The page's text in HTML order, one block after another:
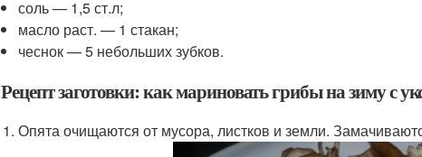
соль — 1,5 ст.л;
масло раст. — 1 стакан;
чеснок — 5 небольших зубков.
Рецепт заготовки: как мариновать грибы на зиму с
Опята очищаются от мусора, листков и земли.